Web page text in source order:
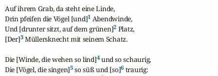
Auf ihrem Grab, da steht eine Linde,
Drin pfeifen die Vögel [und]1 Abendwinde,
Und [drunter sitzt, auf dem grünen]2 Platz,
[Der]3 Müllersknecht mit seinem Schatz.
Die [Winde, die wehen so lind]4 und so schaurig,
Die [Vögel, die singen]5 so süß und [so]6 traurig: